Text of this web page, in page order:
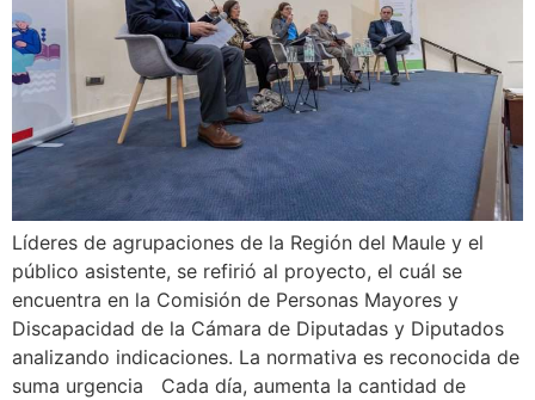
Líderes de agrupaciones de la Región del Maule y el
público asistente, se refirió al proyecto, el cuál se
encuentra en la Comisión de Personas Mayores y
Discapacidad de la Cámara de Diputadas y Diputados
analizando indicaciones. La normativa es reconocida de
suma urgencia Cada día, aumenta la cantidad de